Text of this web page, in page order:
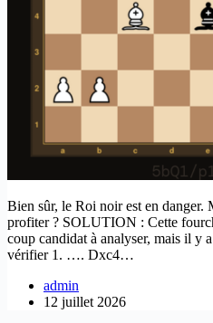
Bien sûr, le Roi noir est en danger.
profiter ? SOLUTION : Cette
coup candidat à analyser, mais il y
vérifier 1. …. Dxc4…
admin
12 juillet 2026